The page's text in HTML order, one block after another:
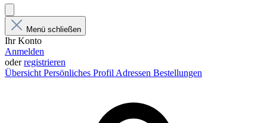
Menü schließen
Ihr Konto
Anmelden
oderregistrieren
Übersicht Persönliches Profil Adressen Bestellungen